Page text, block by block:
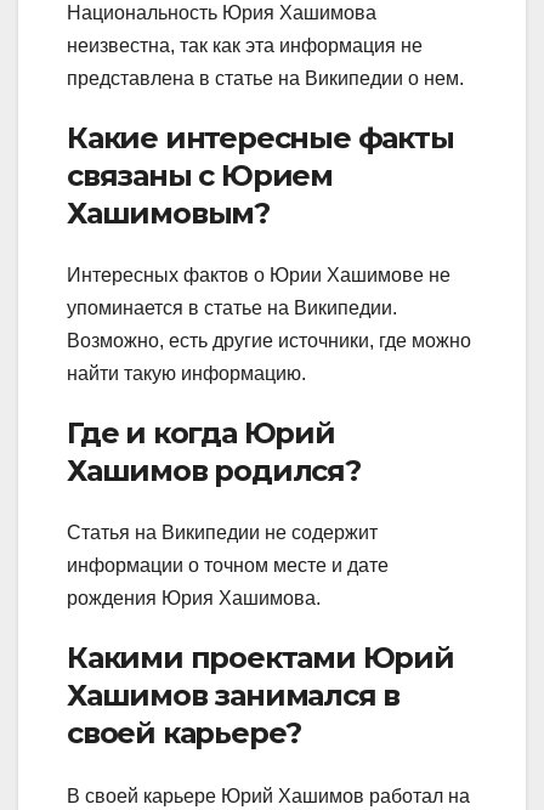
Национальность Юрия Хашимова
неизвестна, так как эта информация не
представлена в статье на Википедии о нем.
Какие интересные факты
связаны с Юрием
Хашимовым?
Интересных фактов о Юрии Хашимове не
упоминается в статье на Википедии.
Возможно, есть другие источники, где можно
найти такую информацию.
Где и когда Юрий
Хашимов родился?
Статья на Википедии не содержит
информации о точном месте и дате
рождения Юрия Хашимова.
Какими проектами Юрий
Хашимов занимался в
своей карьере?
В своей карьере Юрий Хашимов работал на